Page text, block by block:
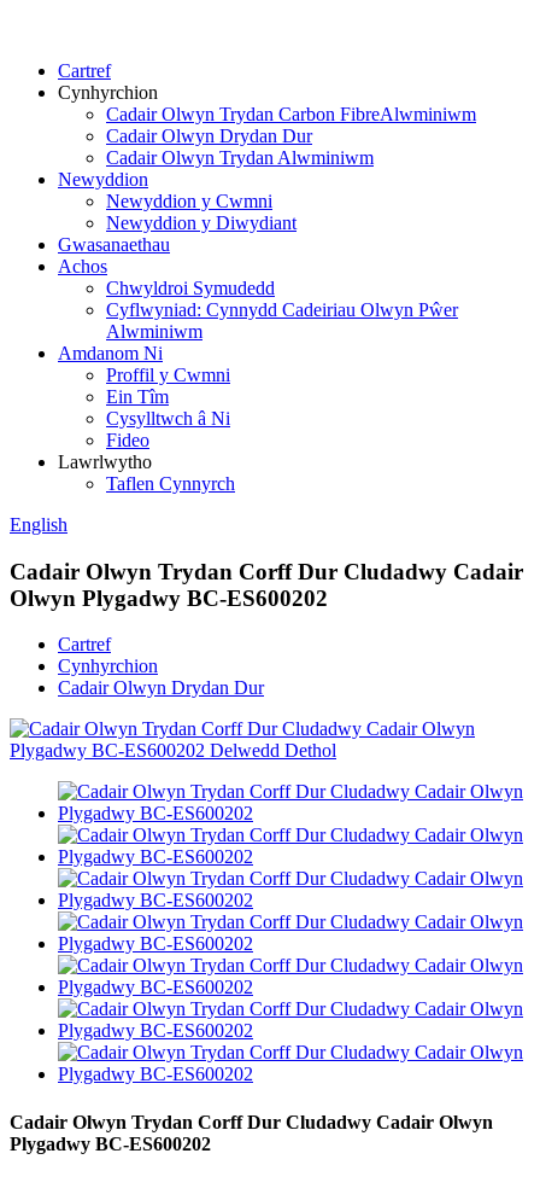
Cartref
Cynhyrchion
Cadair Olwyn Trydan Carbon FibreAlwminiwm
Cadair Olwyn Drydan Dur
Cadair Olwyn Trydan Alwminiwm
Newyddion
Newyddion y Cwmni
Newyddion y Diwydiant
Gwasanaethau
Achos
Chwyldroi Symudedd
Cyflwyniad: Cynnydd Cadeiriau Olwyn Pŵer
Alwminiwm
Amdanom Ni
Proffil y Cwmni
Ein Tîm
Cysylltwch â Ni
Fideo
Lawrlwytho
Taflen Cynnyrch
English
Cadair Olwyn Trydan Corff Dur Cludadwy Cadair
Olwyn Plygadwy BC-ES600202
Cartref
Cynhyrchion
Cadair Olwyn Drydan Dur
Cadair Olwyn Trydan Corff Dur Cludadwy Cadair Olwyn
Plygadwy BC-ES600202